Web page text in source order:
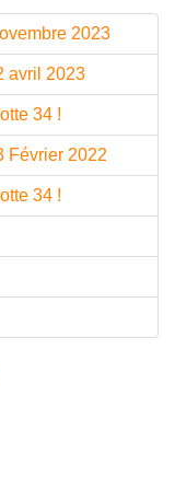
2023
avril 2023
34 !
Février 2022
34 !